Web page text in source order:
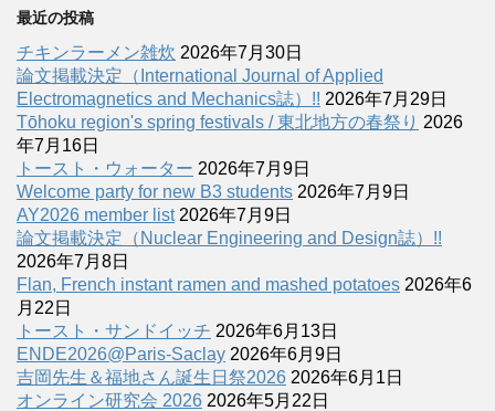
最近の投稿
チキンラーメン雑炊 2026年7月30日
論文掲載決定（International Journal of Applied
Electromagnetics and Mechanics誌）!! 2026年7月29日
Tōhoku region's spring festivals / 東北地方の春祭り 2026
年7月16日
トースト・ウォーター 2026年7月9日
Welcome party for new B3 students 2026年7月9日
AY2026 member list 2026年7月9日
論文掲載決定（Nuclear Engineering and Design誌）!!
2026年7月8日
Flan, French instant ramen and mashed potatoes 2026年6
月22日
トースト・サンドイッチ 2026年6月13日
ENDE2026@Paris-Saclay 2026年6月9日
吉岡先生＆福地さん誕生日祭2026 2026年6月1日
オンライン研究会 2026 2026年5月22日